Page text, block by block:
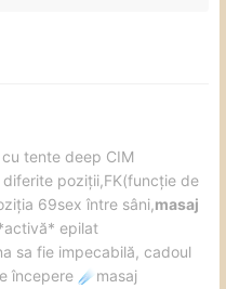
tente deep CIM
diferite poziții,FK(funcție de
69sex între sâni,masaj
epilat
sa fie impecabilă, cadoul
începere ☄️ masaj